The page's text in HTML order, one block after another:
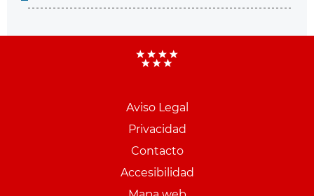
Aviso Legal
Privacidad
Contacto
Accesibilidad